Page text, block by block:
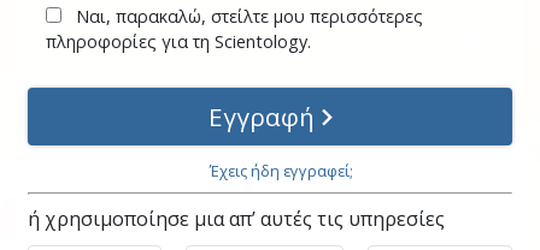
Ναι, παρακαλώ, στείλτε μου περισσότερες
πληροφορίες για τη Scientology.
Εγγραφή
Έχεις ήδη εγγραφεί;
ή χρησιμοποίησε μια απ’ αυτές τις υπηρεσίες